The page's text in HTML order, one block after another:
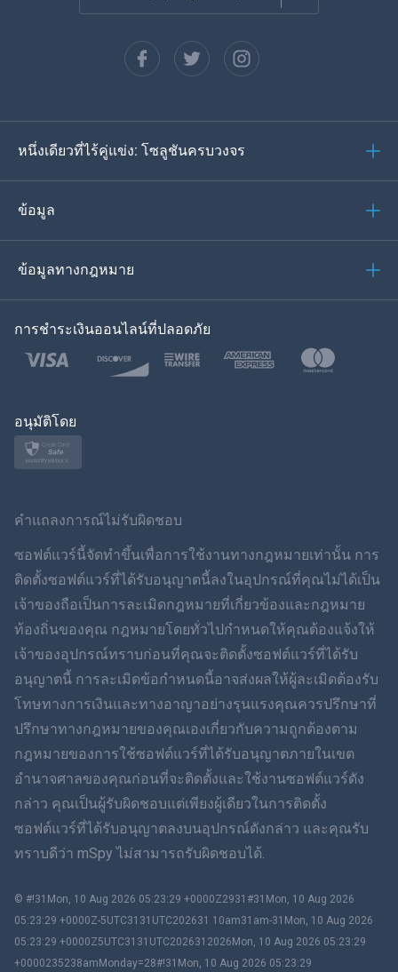
Español
ภาษาเยอรมัน
โปรตุเกส
ภาษาไทย
โปแลนด์
ภาษาไทย
Dansk
ฮินดี
ภาษาฮีบรู
โรมาเนีย
กรีก
หนึ่งเดียวที่ไร้คู่แข่ง: โซลูชันครบวงจร
ข้อมูล
ข้อมูลทางกฎหมาย
การชำระเงินออนไลน์ที่ปลอดภัย
อนุมัติโดย
คำแถลงการณ์ไม่รับผิดชอบ
ซอฟต์แวร์นี้จัดทำขึ้นเพื่อการใช้งานทางกฎหมายเท่านั้น การ
ติดตั้งซอฟต์แวร์ที่ได้รับอนุญาตนี้ลงในอุปกรณ์ที่คุณไม่ได้เป็น
เจ้าของถือเป็นการละเมิดกฎหมายที่เกี่ยวข้องและกฎหมาย
ท้องถิ่นของคุณ กฎหมายโดยทั่วไปกำหนดให้คุณต้องแจ้งให้
เจ้าของอุปกรณ์ทราบก่อนที่คุณจะติดตั้งซอฟต์แวร์ที่ได้รับ
อนุญาตนี้ การละเมิดข้อกำหนดนี้อาจส่งผลให้ผู้ละเมิดต้องรับ
โทษทางการเงินและทางอาญาอย่างรุนแรงคุณควรปรึกษาที่
ปรึกษาทางกฎหมายของคุณเองเกี่ยวกับความถูกต้องตาม
กฎหมายของการใช้ซอฟต์แวร์ที่ได้รับอนุญาตภายในเขต
อำนาจศาลของคุณก่อนที่จะติดตั้งและใช้งานซอฟต์แวร์ดัง
กล่าว คุณเป็นผู้รับผิดชอบแต่เพียงผู้เดียวในการติดตั้ง
ซอฟต์แวร์ที่ได้รับอนุญาตลงบนอุปกรณ์ดังกล่าว และคุณรับ
ทราบดีว่า mSpy ไม่สามารถรับผิดชอบได้.
© #!31Mon, 10 Aug 2026 05:23:29 +0000Z2931#31Mon, 10 Aug 2026
05:23:29 +0000Z-5UTC3131UTC202631 10am31am-31Mon, 10 Aug 2026
05:23:29 +0000Z5UTC3131UTC2026312026Mon, 10 Aug 2026 05:23:29
+0000235238amMonday=28#!31Mon, 10 Aug 2026 05:23:29